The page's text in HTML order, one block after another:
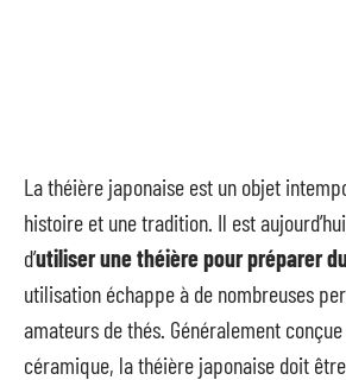
La théière japonaise est un objet
histoire et une tradition. Il est
d’utiliser une théière pour préparer
utilisation échappe à de nombreuses
amateurs de thés. Généralement
céramique, la théière japonaise doit